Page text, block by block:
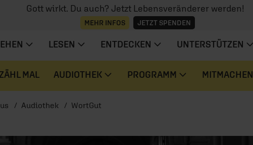
Gott wirkt. Du auch? Jetzt Lebensveränderer werden!
MEHR INFOS JETZT SPENDEN
LESEN ENTDECKEN UNTERSTÜTZEN
MAL AUDIOTHEK PROGRAMM MITMACHEN
Audiothek WortGut